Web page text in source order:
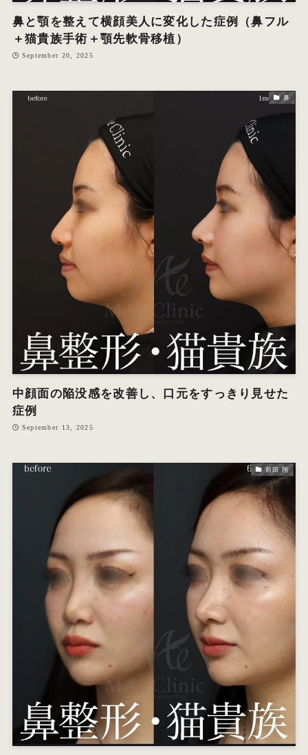
鼻と顎を整えて横顔美人に変化した症例（鼻フル
＋猫貴族手術＋顎先軟骨移植）
September 20, 2025
鼻
中顔面の陥没感を改善し、口元をすっきり見せた
症例
September 13, 2025
前田 翔